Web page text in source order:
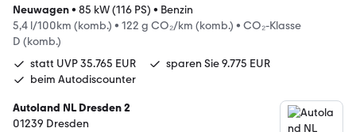
Neuwagen• 85 kW (116 PS) • Benzin
5,4 l/100km (komb.) • 122 g CO₂/km (komb.) • CO₂-Klasse
D (komb.)
statt UVP 35.765 EUR
sparen Sie 9.775 EUR
beim Autodiscounter
Autoland NL Dresden 2
01239 Dresden